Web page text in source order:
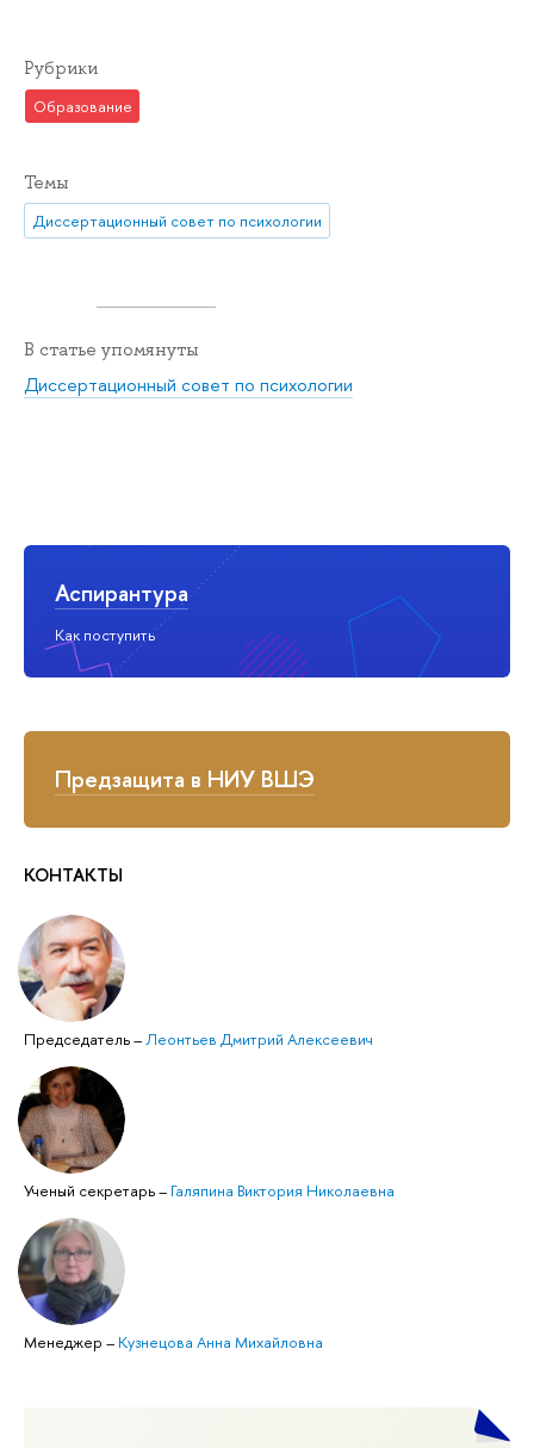
Аспирантура
Как поступить
Предзащита в НИУ ВШЭ
КОНТАКТЫ
Председатель–Леонтьев Дмитрий Алексеевич
Ученый секретарь– Галяпина Виктория Николаевна
Менеджер – Кузнецова Анна Михайловна
Рубрики
Образование
Темы
Диссертационный совет по психологии
В статье упомянуты
Диссертационный совет по психологии